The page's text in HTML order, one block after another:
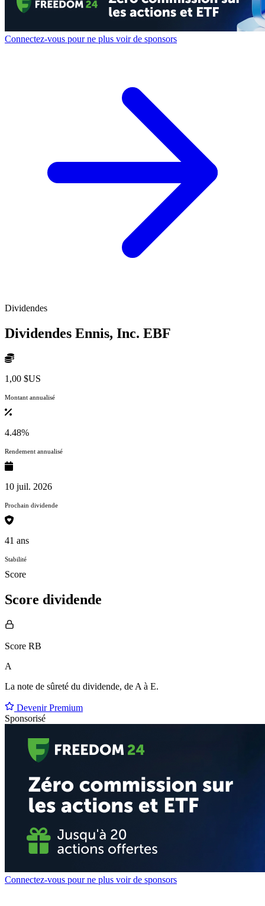
Connectez-vous pour ne plus voir de sponsors
Dividendes
Dividendes Ennis, Inc. EBF
1,00 $US
Montant annualisé
4.48%
Rendement annualisé
10 juil. 2026
Prochain dividende
41 ans
Stabilité
Score
Score dividende
Score RB
A
La note de sûreté du dividende, de A à E.
Devenir Premium
Sponsorisé
Connectez-vous pour ne plus voir de sponsors